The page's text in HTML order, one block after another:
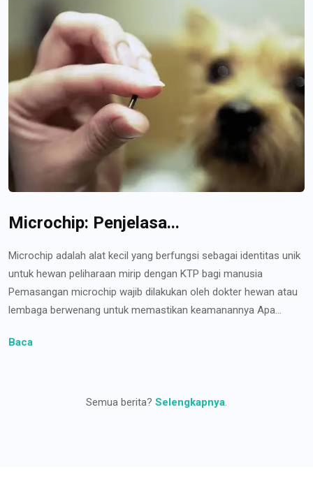
Microchip: Penjelasa...
Microchip adalah alat kecil yang berfungsi sebagai identitas unik
untuk hewan peliharaan mirip dengan KTP bagi manusia
Pemasangan microchip wajib dilakukan oleh dokter hewan atau
lembaga berwenang untuk memastikan keamanannya Apa...
Baca
Semua berita? Selengkapnya